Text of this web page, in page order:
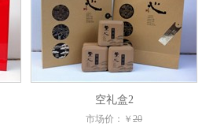
空礼盒2
市场价：￥ 20